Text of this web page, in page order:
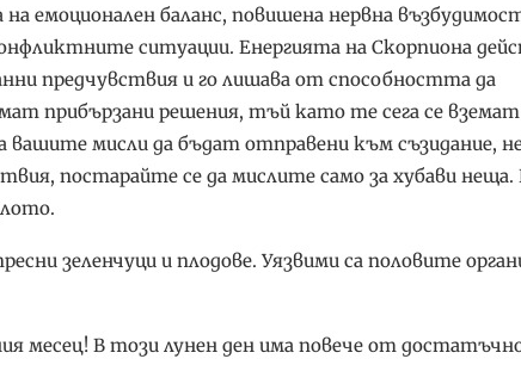
емоционален баланс, повишена нервна
ситуации. Енергията на Скорпиона
предчувствия и го лишава от способността да
прибързани решения, тъй като те сега се
вашите мисли да бъдат отправени към съзидание,
постарайте се да мислите само за хубави неща.
зеленчуци и плодове. Уязвими са половите
месец! В този лунен ден има повече от